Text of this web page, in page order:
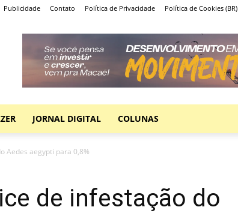
Publicidade Contato Política de Privacidade Política de Cookies (BR)
JORNAL DIGITAL COLUNAS
Aedes aegypti para 0,8%
de infestação do